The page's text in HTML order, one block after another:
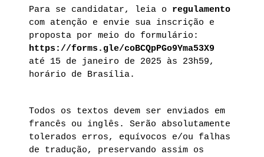
Para se candidatar, leia o regulamento
com atenção e envie sua inscrição e
proposta por meio do formulário:
https://forms.gle/coBCQpPGo9Yma53X9
até 15 de janeiro de 2025 às 23h59,
horário de Brasília.
Todos os textos devem ser enviados em
francês ou inglês. Serão absolutamente
tolerados erros, equívocos e/ou falhas
de tradução, preservando assim os